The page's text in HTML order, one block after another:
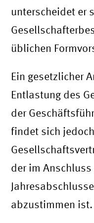
unterscheidet er
üblichen
Ein gesetzlicher
Entlastung des
der
findet sich
der im
abzustimmen ist.